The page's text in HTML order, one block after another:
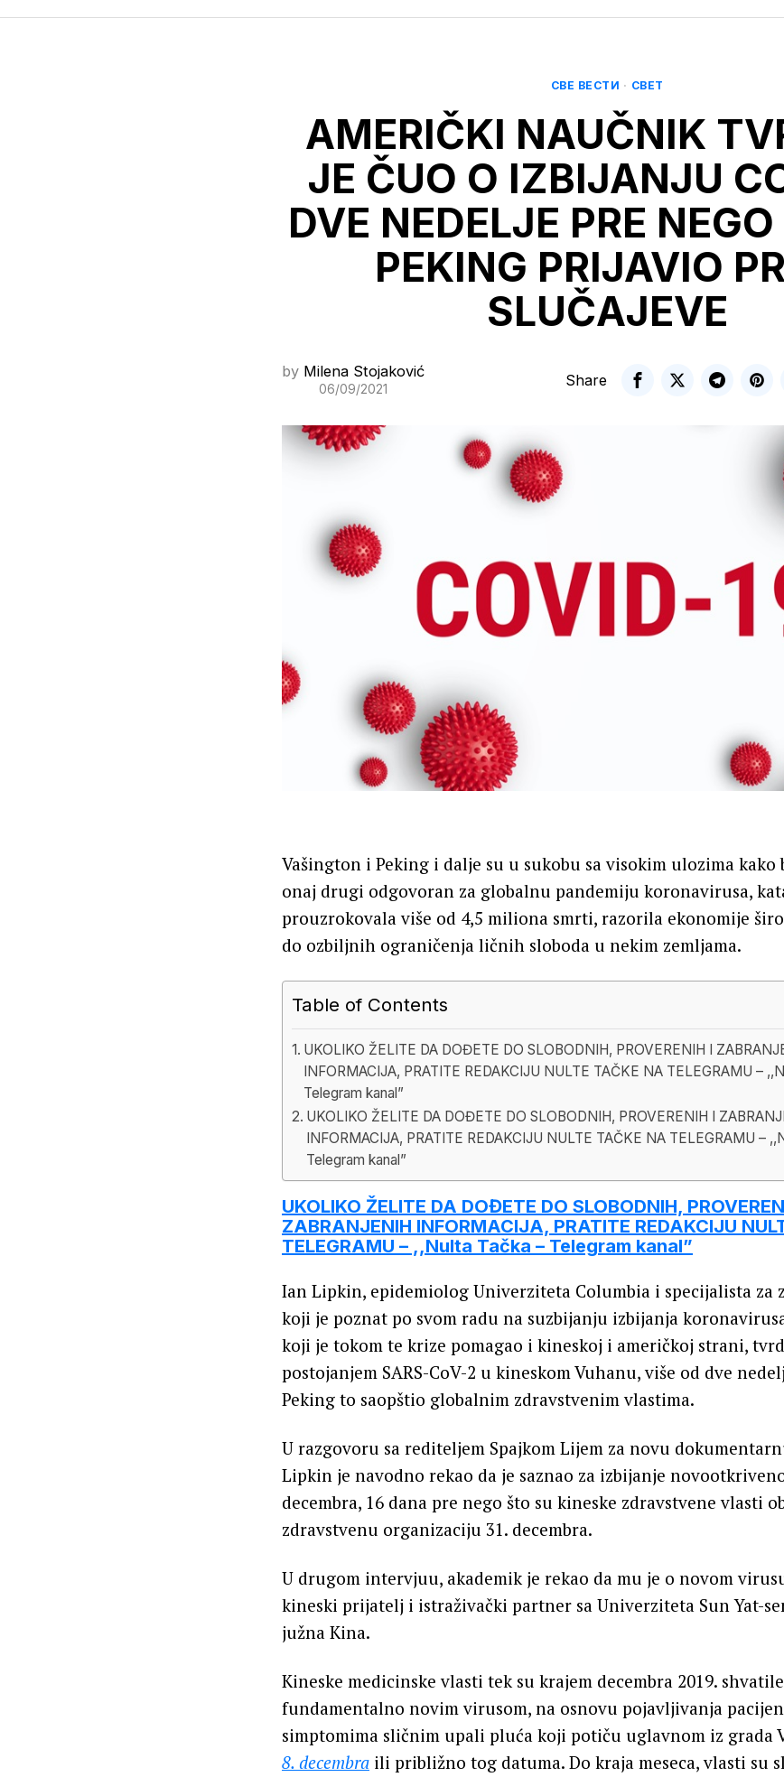
СВЕ ВЕСТИ · СВЕТ
AMERIČKI NAUČNIK
JE ČUO O IZBIJANJU
DVE NEDELJE PRE
PEKING PRIJAVIO
SLUČAJEVE
by Milena Stojaković
06/09/2021
Share
Vašington i Peking i dalje su u sukobu sa visokim ulozima kako
onaj drugi odgovoran za globalnu pandemiju koronavirusa,
prouzrokovala više od 4,5 miliona smrti, razorila ekonomije
do ozbiljnih ograničenja ličnih sloboda u nekim zemljama.
Table of Contents
UKOLIKO ŽELITE DA DOĐETE DO SLOBODNIH, PROVERENIH I
INFORMACIJA, PRATITE REDAKCIJU NULTE TAČKE NA TELEGRAMU –
Telegram kanal”
UKOLIKO ŽELITE DA DOĐETE DO SLOBODNIH, PROVERENIH I
INFORMACIJA, PRATITE REDAKCIJU NULTE TAČKE NA TELEGRAMU –
Telegram kanal”
UKOLIKO ŽELITE DA DOĐETE DO SLOBODNIH,
ZABRANJENIH INFORMACIJA, PRATITE REDAKCIJU
TELEGRAMU – ,,Nulta Tačka – Telegram kanal”
Ian Lipkin, epidemiolog Univerziteta Columbia i specijalista za
koji je poznat po svom radu na suzbijanju izbijanja
koji je tokom te krize pomagao i kineskoj i američkoj strani,
postojanjem SARS-CoV-2 u kineskom Vuhanu, više od dve
Peking to saopštio globalnim zdravstvenim vlastima.
U razgovoru sa rediteljem Spajkom Lijem za novu
Lipkin je navodno rekao da je saznao za izbijanje
decembra, 16 dana pre nego što su kineske zdravstvene vlasti
zdravstvenu organizaciju 31. decembra.
U drugom intervjuu, akademik je rekao da mu je o novom
kineski prijatelj i istraživački partner sa Univerziteta Sun Yat-
južna Kina.
Kineske medicinske vlasti tek su krajem decembra 2019.
fundamentalno novim virusom, na osnovu pojavljivanja
simptomima sličnim upali pluća koji potiču uglavnom iz grada
8. decembra ili približno tog datuma. Do kraja meseca, vlasti su